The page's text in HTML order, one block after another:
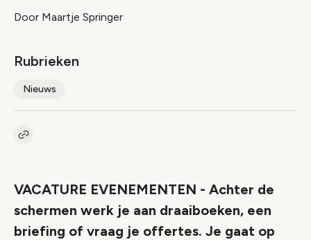
Door Maartje Springer
Rubrieken
Nieuws
Kopieer link naar artikel
VACATURE EVENEMENTEN - Achter de
schermen werk je aan draaiboeken, een
briefing of vraag je offertes. Je gaat op